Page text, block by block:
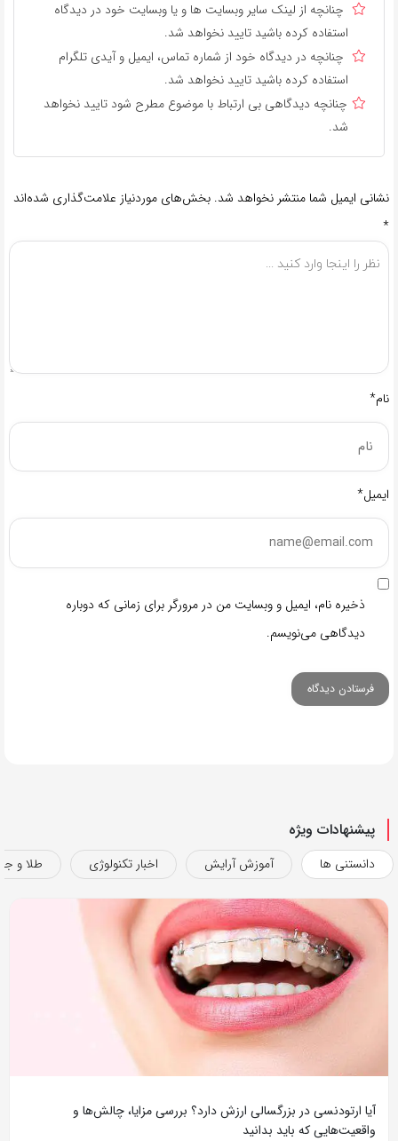
چنانچه از لینک سایر وبسایت ها و یا وبسایت خود در دیدگاه
استفاده کرده باشید تایید نخواهد شد.
چنانچه در دیدگاه خود از شماره تماس، ایمیل و آیدی تلگرام
استفاده کرده باشید تایید نخواهد شد.
چنانچه دیدگاهی بی ارتباط با موضوع مطرح شود تایید نخواهد
شد.
نشانی ایمیل شما منتشر نخواهد شد. بخش‌های موردنیاز علامت‌گذاری شده‌اند
*
نام*
ایمیل*
ذخیره نام، ایمیل و وبسایت من در مرورگر برای زمانی که دوباره
دیدگاهی می‌نویسم.
پیشنهادات ویژه
دانستنی ها آموزش آرایش اخبار تکنولوژی طلا و
آیا ارتودنسی در بزرگسالی ارزش دارد؟ بررسی مزایا، چالش‌ها و
واقعیت‌هایی که باید بدانید